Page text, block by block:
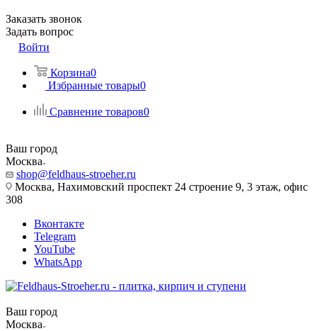
Заказать звонок
Задать вопрос
Войти
Корзина0
Избранные товары0
Сравнение товаров0
Ваш город
Москва
shop@feldhaus-stroeher.ru
Москва, Нахимовский проспект 24 строение 9, 3 этаж, офис
308
Вконтакте
Telegram
YouTube
WhatsApp
Ваш город
Москва